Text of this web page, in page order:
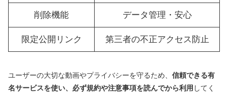
削除機能 データ管理・安心
限定公開リンク 第三者の不正アクセス防止
ユーザーの大切な動画やプライバシーを守るため、 信頼できる有
名サービスを使い、必ず規約や注意事項を読んでから利用 してく